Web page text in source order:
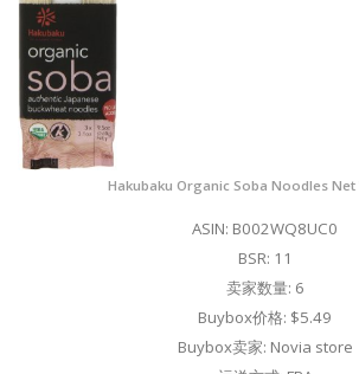
Hakubaku Organic Soba Noodles Net
ASIN: B002WQ8UC0
BSR: 11
卖家数量: 6
Buybox价格: $5.49
Buybox卖家: Novia store